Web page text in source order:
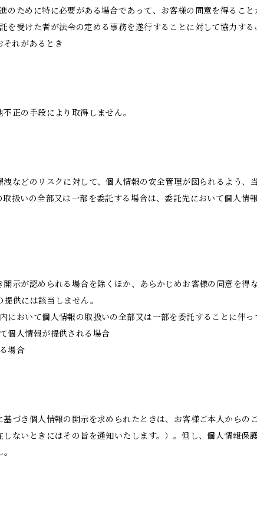
のために特に必要がある場合であって、お客様の同意を得るこ
を受けた者が法令の定める事務を遂行することに対して協力す
れがあるとき
正の手段により取得しません。
などのリスクに対して、個人情報の安全管理が図られるよう、
扱いの全部又は一部を委託する場合は、委託先において個人情
示が認められる場合を除くほか、あらかじめお客様の同意を得
供には該当しません。
において個人情報の取扱いの全部又は一部を委託することに伴
個人情報が提供される場合
場合
づき個人情報の開示を求められたときは、お客様ご本人からの
ないときにはその旨を通知いたします。）。但し、個人情報保